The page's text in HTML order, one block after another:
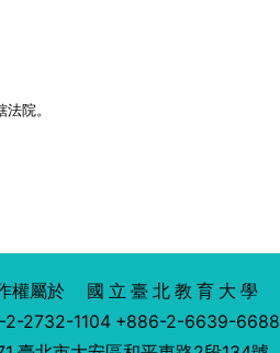
院。
權屬於 國 立 臺 北 教 育 大 學
2-2732-1104 +886-2-6639-6688